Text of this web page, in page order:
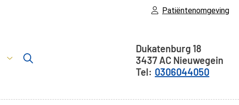
Patiëntenomgeving
Dukatenburg 18
3437 AC Nieuwegein
0306044050